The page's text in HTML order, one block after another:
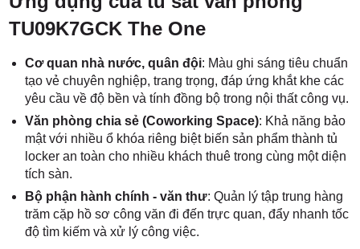
TU09K7GCK The One
Cơ quan nhà nước, quân đội: Màu ghi sáng tiêu chuẩn
tạo vẻ chuyên nghiệp, trang trọng, đáp ứng khắt khe các
yêu cầu về độ bền và tính đồng bộ trong nội thất công vụ.
Văn phòng chia sẻ (Coworking Space): Khả năng bảo
mật với nhiều ổ khóa riêng biệt biến sản phẩm thành tủ
locker an toàn cho nhiều khách thuê trong cùng một diện
tích sàn.
Bộ phận hành chính - văn thư: Quản lý tập trung hàng
trăm cặp hồ sơ công văn đi đến trực quan, đẩy nhanh tốc
độ tìm kiếm và xử lý công việc.